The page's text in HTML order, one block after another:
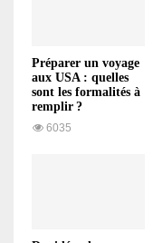
Préparer un voyage
aux USA : quelles
sont les formalités à
remplir ?
6035